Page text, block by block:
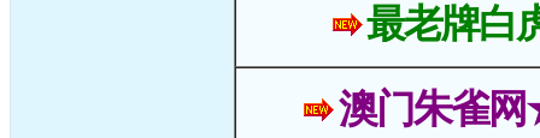
最老牌白
澳门朱雀